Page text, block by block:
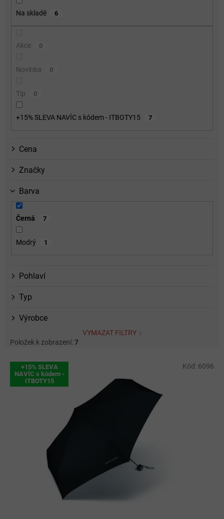
Na skladě 6
Akce 0
Novinka 0
Tip 0
+15% SLEVA NAVÍC s kódem - ITBOTY15 7
Cena
Značky
Barva
Černá 7
Modrý 1
Pohlaví
Typ
Výrobce
VYMAZAT FILTRY
Položek k zobrazení: 7
V
+15% SLEVA
NAVÍC s kódem -
ITBOTY15
Kód: 6096